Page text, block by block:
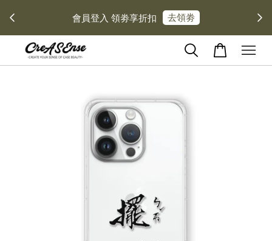
會員登入 領劵享折扣 去領劵